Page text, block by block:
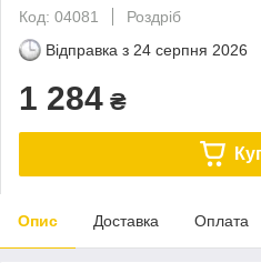
Код: 04081
Роздріб
Відправка з 24 серпня 2026
1 284 ₴
Опис Доставка Оплата